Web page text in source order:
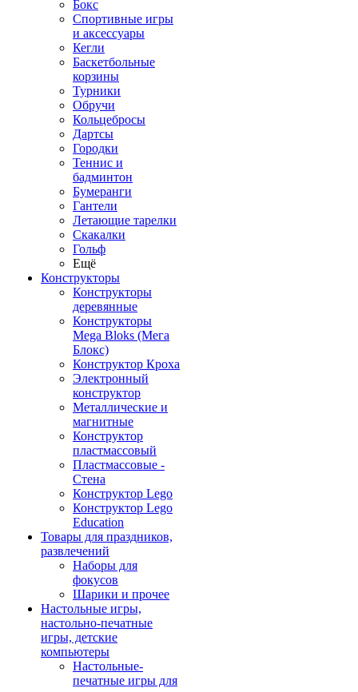
Бокс
Спортивные игры
и аксессуары
Кегли
Баскетбольные
корзины
Турники
Обручи
Кольцебросы
Дартсы
Городки
Теннис и
бадминтон
Бумеранги
Гантели
Летающие тарелки
Скакалки
Гольф
Ещё
Конструкторы
Конструкторы
деревянные
Конструкторы
Mega Bloks (Мега
Блокс)
Конструктор Кроха
Электронный
конструктор
Металлические и
магнитные
Конструктор
пластмассовый
Пластмассовые -
Стена
Конструктор Lego
Конструктор Lego
Education
Товары для праздников,
развлечений
Наборы для
фокусов
Шарики и прочее
Настольные игры,
настольно-печатные
игры, детские
компьютеры
Настольные-
печатные игры для